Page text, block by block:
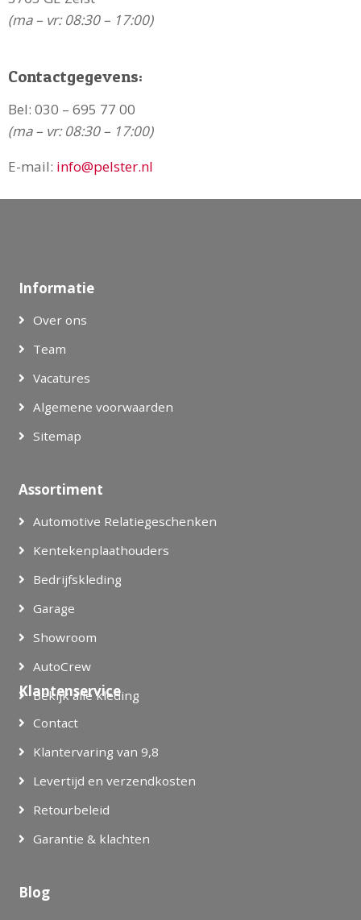
(ma – vr: 08:30 – 17:00)
Contactgegevens:
Bel: 030 – 695 77 00
(ma – vr: 08:30 – 17:00)
E-mail: info@pelster.nl
Informatie
Over ons
Team
Vacatures
Algemene voorwaarden
Sitemap
Assortiment
Automotive Relatiegeschenken
Kentekenplaathouders
Bedrijfskleding
Garage
Showroom
AutoCrew
Bekijk alle kleding
Klantenservice
Contact
Klantervaring van 9,8
Levertijd en verzendkosten
Retourbeleid
Garantie & klachten
Blog